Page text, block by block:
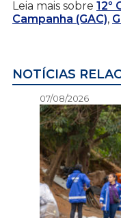
Leia mais sobre 12º
Campanha (GAC),
NOTÍCIAS
07/08/2026